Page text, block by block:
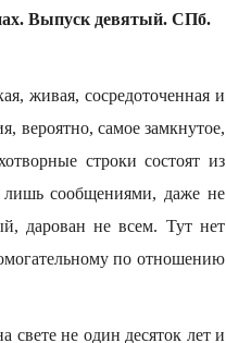
Выпуск девятый. СПб.
живая, сосредоточенная и
вероятно, самое замкнутое,
строки состоят из
лишь сообщениями, даже не
дарован не всем. Тут нет
по отношению
свете не один десяток лет и